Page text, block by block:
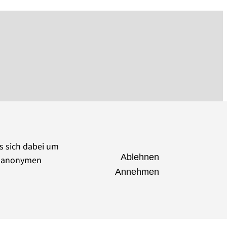
sich dabei um
Ablehnen
Annehmen